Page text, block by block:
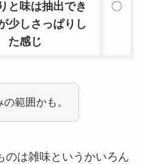
と味は抽出でき
少しさっぱりし
た感じ
〇
範囲かも。
のは雑味というかいろん